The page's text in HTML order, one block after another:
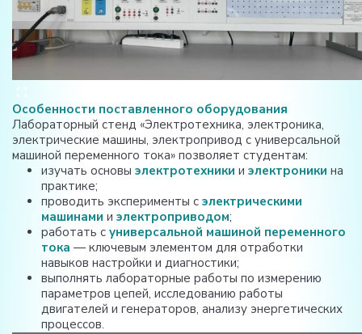
Особенности поставленного оборудования
Лабораторный стенд «Электротехника, электроника,
электрические машины, электропривод с универсальной
машиной переменного тока» позволяет студентам:
изучать основы электротехники и электроники на
практике;
проводить эксперименты с электрическими
машинами и электроприводом;
работать с универсальной машиной переменного
тока — ключевым элементом для отработки
навыков настройки и диагностики;
выполнять лабораторные работы по измерению
параметров цепей, исследованию работы
двигателей и генераторов, анализу энергетических
процессов.